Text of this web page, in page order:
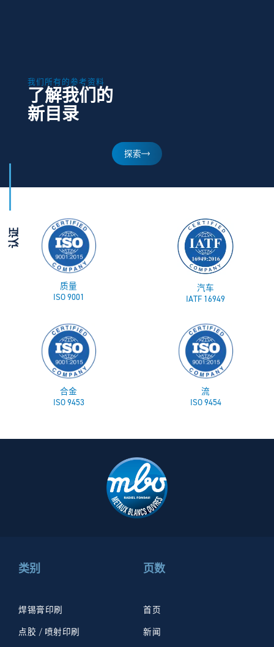
我们所有的参考资料
了解我们的
新目录
探索
认证
质量
ISO 9001
汽车
IATF 16949
合金
ISO 9453
流
ISO 9454
类别
焊锡膏印刷
点胶 / 喷射印刷
页数
首页
新闻